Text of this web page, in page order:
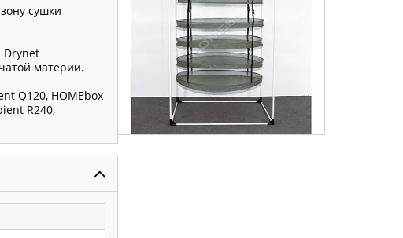
сушки
Drynet
материи.
Q120, HOMEbox
R240,